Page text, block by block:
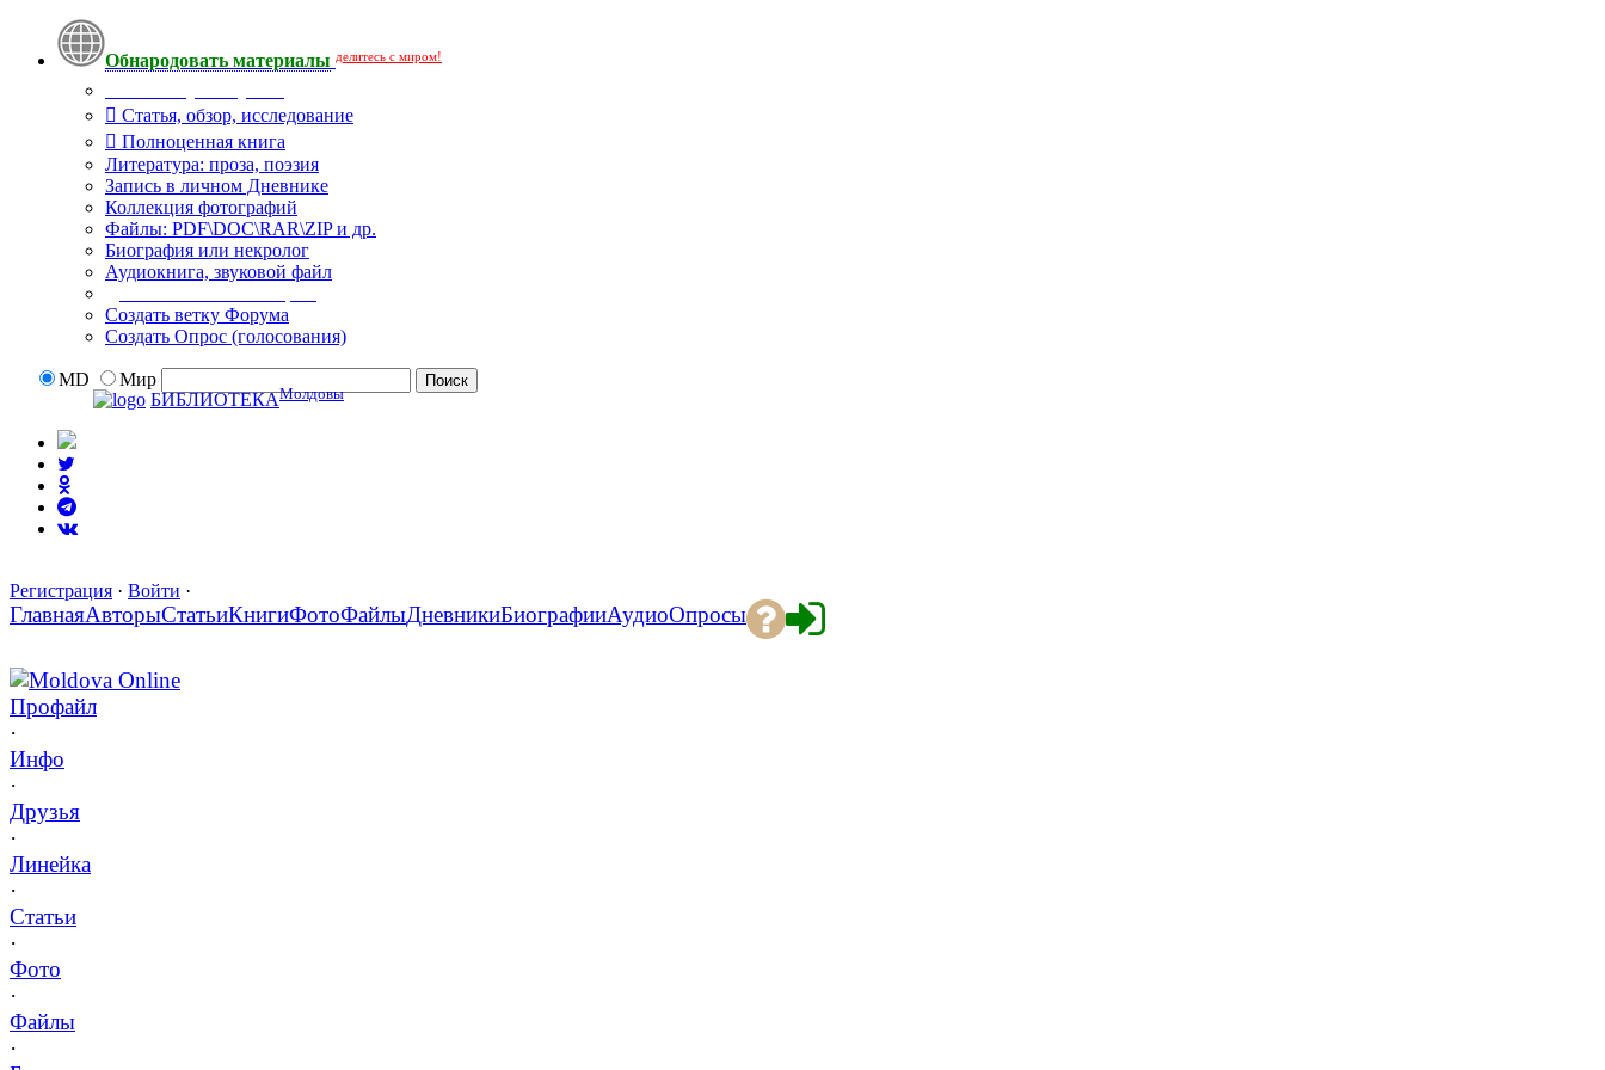
Обнародовать материалы делитесь с миром!
Статья, обзор, исследование
Полноценная книга
Литература: проза, поэзия
Запись в личном Дневнике
Коллекция фотографий
Файлы: PDF\DOC\RAR\ZIP и др.
Биография или некролог
Аудиокнига, звуковой файл
Создать ветку Форума
Создать Опрос (голосования)
MD
Мир
БИБЛИОТЕКАМолдовы
Регистрация · Войти ·
ГлавнаяАвторыСтатьиКнигиФотоФайлыДневникиБиографииАудиоОпросы
Moldova Online
Профайл
·
Инфо
·
Друзья
·
Линейка
·
Статьи
·
Фото
·
Файлы
·